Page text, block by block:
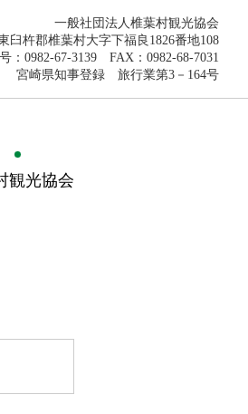
一般社団法人椎葉村観光協会
臼杵郡椎葉村大字下福良1826番地108
：0982-67-3139 FAX：0982-68-7031
宮崎県知事登録 旅行業第3－164号
観光協会